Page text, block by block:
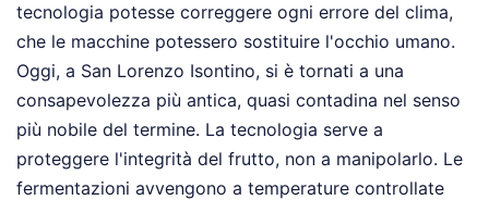
tecnologia potesse correggere ogni errore del clima,
che le macchine potessero sostituire l'occhio umano.
Oggi, a San Lorenzo Isontino, si è tornati a una
consapevolezza più antica, quasi contadina nel senso
più nobile del termine. La tecnologia serve a
proteggere l'integrità del frutto, non a manipolarlo. Le
fermentazioni avvengono a temperature controllate